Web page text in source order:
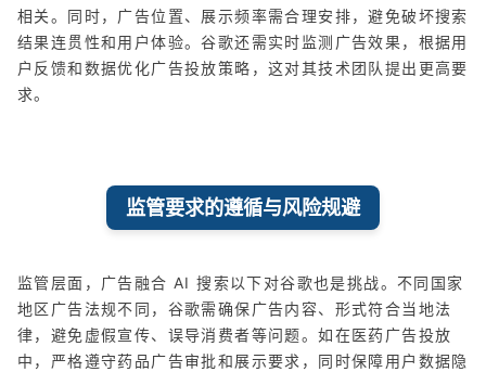
相关。同时，广告位置、展示频率需合理安排，避免破坏搜索
结果连贯性和用户体验。谷歌还需实时监测广告效果，根据用
户反馈和数据优化广告投放策略，这对其技术团队提出更高要
求。
监管要求的遵循与风险规避
监管层面，广告融合 AI 搜索以下对谷歌也是挑战。不同国家
地区广告法规不同，谷歌需确保广告内容、形式符合当地法
律，避免虚假宣传、误导消费者等问题。如在医药广告投放
中，严格遵守药品广告审批和展示要求，同时保障用户数据隐